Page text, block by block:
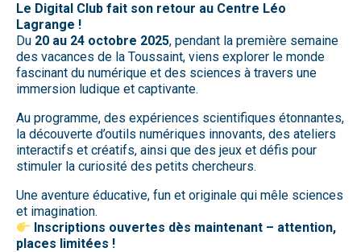
Le Digital Club fait son retour au Centre Léo
Lagrange !
Du 20 au 24 octobre 2025, pendant la première semaine
des vacances de la Toussaint, viens explorer le monde
fascinant du numérique et des sciences à travers une
immersion ludique et captivante.
Au programme, des expériences scientifiques étonnantes,
la découverte d’outils numériques innovants, des ateliers
interactifs et créatifs, ainsi que des jeux et défis pour
stimuler la curiosité des petits chercheurs.
Une aventure éducative, fun et originale qui mêle sciences
et imagination.
Inscriptions ouvertes dès maintenant – attention,
places limitées !